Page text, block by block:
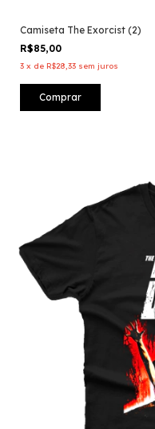
Camiseta The Exorcist (2)
R$85,00
3 x de R$28,33 sem juros
Comprar